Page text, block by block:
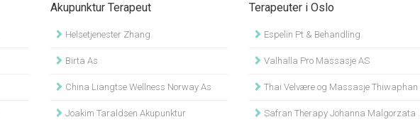
Akupunktur Terapeut
Helsetjenester Zhang
Birta As
China Liangtse Wellness Norway As
Joakim Taraldsen Akupunktur
Terapeuter i Oslo
Espelin Pt & Behandling
Valhalla Pro Massasje AS
Thai Velvære og Massasje Thiwaphan Khotsakueng
Safran Therapy Johanna Malgorzata Szafran